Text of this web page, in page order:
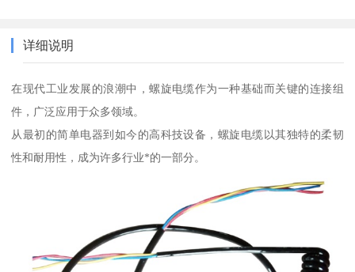
详细说明
在现代工业发展的浪潮中，螺旋电缆作为一种基础而关键的连接组
件，广泛应用于众多领域。
从最初的简单电器到如今的高科技设备，螺旋电缆以其独特的柔韧
性和耐用性，成为许多行业*的一部分。